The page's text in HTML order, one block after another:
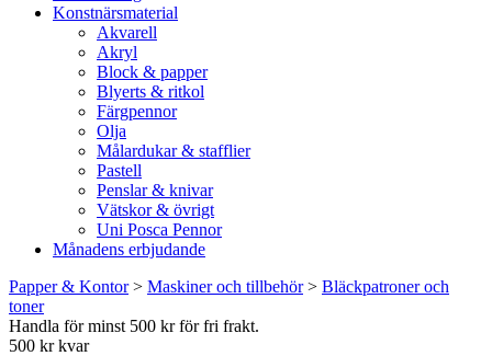
Konstnärsmaterial
Akvarell
Akryl
Block & papper
Blyerts & ritkol
Färgpennor
Olja
Målardukar & stafflier
Pastell
Penslar & knivar
Vätskor & övrigt
Uni Posca Pennor
Månadens erbjudande
Papper & Kontor> Maskiner och tillbehör> Bläckpatroner och
toner
Handla för minst 500 kr för fri frakt.
500 kr kvar